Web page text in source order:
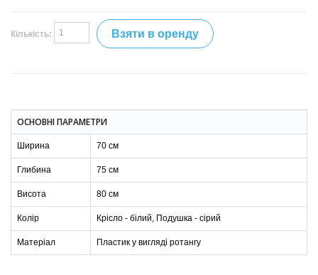
Кількість: Взяти в оренду
ОСНОВНІ ПАРАМЕТРИ
Ширина 70 см
Глибина 75 см
Висота 80 см
Колір Крісло - білий, Подушка - сірий
Матеріал Пластик у вигляді ротангу